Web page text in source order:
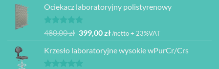
Ociekacz laboratoryjny polistyrenowy
Oceniono
na 5
480,00zł Pierwotna
wynosiła:
480,00 zł.
399,00złAktualna
wynosi:
/netto + 23%VAT
Krzesło laboratoryjne wysokie wPurCr/Crs